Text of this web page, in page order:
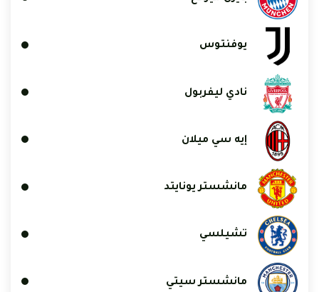
يوفنتوس
نادي ليفربول
إيه سي ميلان
مانشستر يونايتد
تشيلسي
مانشستر سيتي